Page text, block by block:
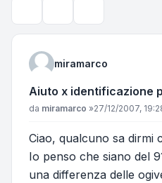
miramarco
Aiuto x identificazione
Messaggio
da miramarco »27/12/2007,
Ciao, qualcuno sa dirmi
Io penso che siano del
una differenza delle